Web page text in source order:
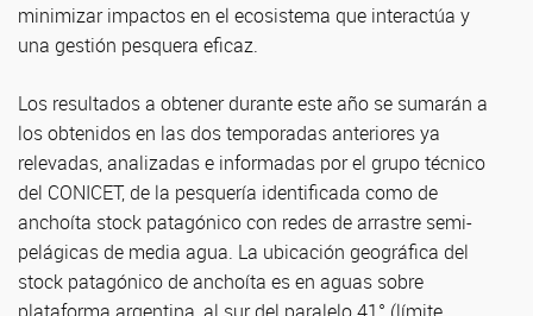
minimizar impactos en el ecosistema que interactúa y
una gestión pesquera eficaz.
Los resultados a obtener durante este año se sumarán a
los obtenidos en las dos temporadas anteriores ya
relevadas, analizadas e informadas por el grupo técnico
del CONICET, de la pesquería identificada como de
anchoíta stock patagónico con redes de arrastre semi-
pelágicas de media agua. La ubicación geográfica del
stock patagónico de anchoíta es en aguas sobre